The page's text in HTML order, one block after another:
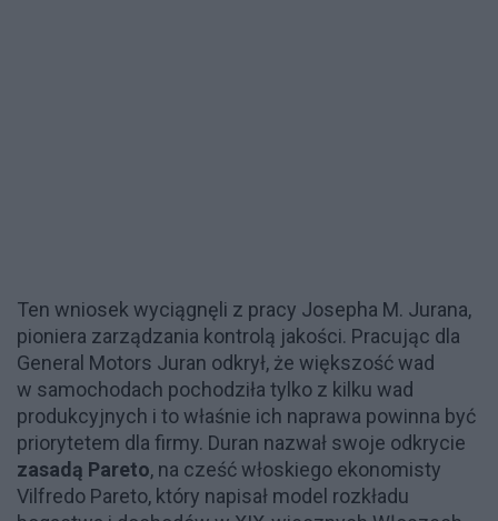
Ten wniosek wyciągnęli z pracy Josepha M. Jurana,
pioniera zarządzania kontrolą jakości. Pracując dla
General Motors Juran odkrył, że większość wad
w samochodach pochodziła tylko z kilku wad
produkcyjnych i to właśnie ich naprawa powinna być
priorytetem dla firmy. Duran nazwał swoje odkrycie
zasadą Pareto, na cześć włoskiego ekonomisty
Vilfredo Pareto, który napisał model rozkładu